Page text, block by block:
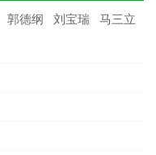
郭德纲 刘宝瑞 马三立